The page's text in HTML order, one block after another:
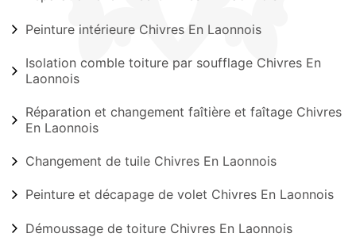
Peinture intérieure Chivres En Laonnois
Isolation comble toiture par soufflage Chivres En
Laonnois
Réparation et changement faîtière et faîtage Chivres
En Laonnois
Changement de tuile Chivres En Laonnois
Peinture et décapage de volet Chivres En Laonnois
Démoussage de toiture Chivres En Laonnois